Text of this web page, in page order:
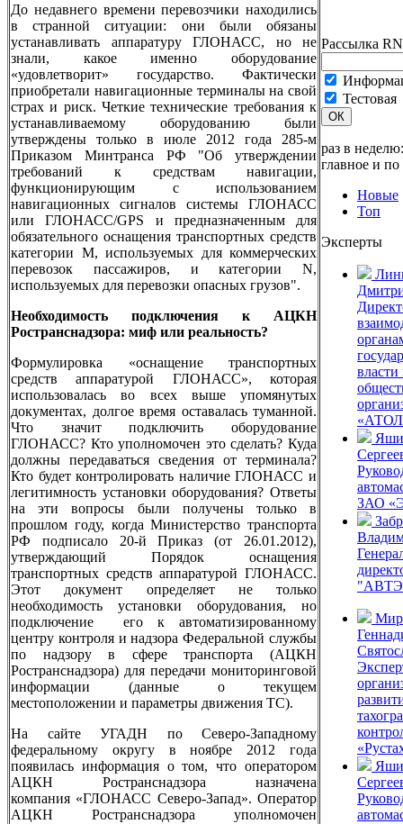
До недавнего времени перевозчики находились
в странной ситуации: они были обязаны
устанавливать аппаратуру ГЛОНАСС, но не
знали, какое именно оборудование
«удовлетворит» государство. Фактически
приобретали навигационные терминалы на свой
страх и риск. Четкие технические требования к
устанавливаемому оборудованию были
утверждены только в июле 2012 года 285-м
Приказом Минтранса РФ "Об утверждении
требований к средствам навигации,
функционирующим с использованием
навигационных сигналов системы ГЛОНАСС
или ГЛОНАСС/GPS и предназначенным для
обязательного оснащения транспортных средств
категории М, используемых для коммерческих
перевозок пассажиров, и категории N,
используемых для перевозки опасных грузов".
Необходимость подключения к АЦКН
Ространснадзора: миф или реальность?
Формулировка «оснащение транспортных
средств аппаратурой ГЛОНАСС», которая
использовалась во всех выше упомянутых
документах, долгое время оставалась туманной.
Что значит подключить оборудование
ГЛОНАСС? Кто уполномочен это сделать? Куда
должны передаваться сведения от терминала?
Кто будет контролировать наличие ГЛОНАСС и
легитимность установки оборудования? Ответы
на эти вопросы были получены только в
прошлом году, когда Министерство транспорта
РФ подписало 20-й Приказ (от 26.01.2012),
утверждающий Порядок оснащения
транспортных средств аппаратурой ГЛОНАСС.
Этот документ определяет не только
необходимость установки оборудования, но
подключение его к автоматизированному
центру контроля и надзора Федеральной службы
по надзору в сфере транспорта (АЦКН
Ространснадзора) для передачи мониторинговой
информации (данные о текущем
местоположении и параметры движения ТС).
На сайте УГАДН по Северо-Западному
федеральному округу в ноябре 2012 года
появилась информация о том, что оператором
АЦКН Ространснадзора назначена
компания «ГЛОНАСС Северо-Запад». Оператор
АЦКН Ространснадзора уполномочен
Рассылка
Тестовая
ОК
раз в
главное и по
Новые
Топ
Эксперты
власти
ЗАО